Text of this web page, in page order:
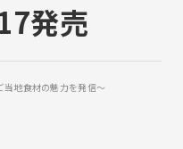
ップ発売
当地食材の魅力を発信～